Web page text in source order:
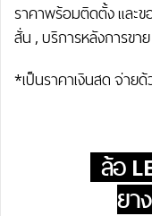
ราคาพร้อมติดตั้ง และ
สั่น , บริการหลังการขาย
*เป็นราคาเงินสด จ่าย
ล้อ
ยาง